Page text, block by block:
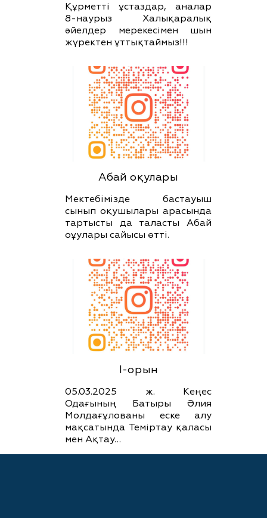
Құрметті ұстаздар, аналар
8-наурыз Халықаралық
әйелдер мерекесімен шын
жүректен ұттықтаймыз!!!
Абай оқулары
Мектебімізде бастауыш
сынып оқушылары арасында
тартысты да таласты Абай
оұулары сайысы өтті.
І-орын
05.03.2025 ж. Кеңес
Одағының Батыры Әлия
Молдағұлованы еске алу
мақсатында Теміртау қаласы
мен Ақтау…